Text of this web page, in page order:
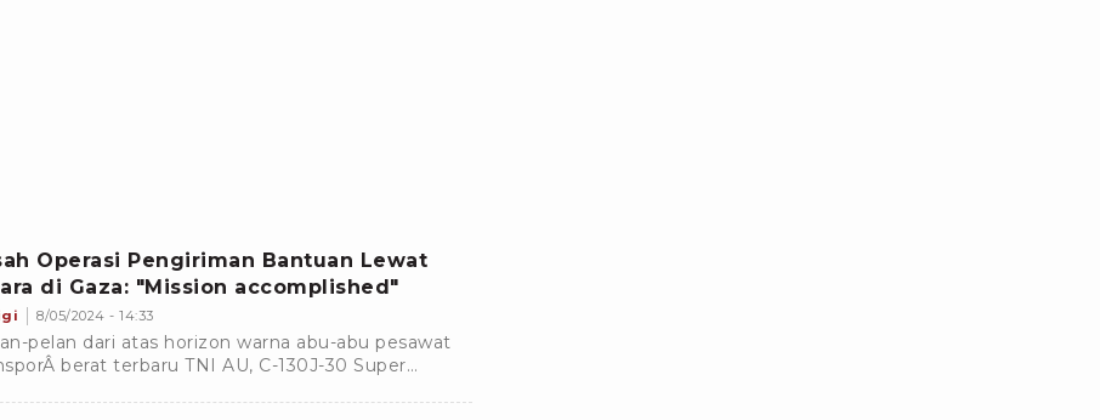
Operasi Pengiriman Bantuan Lewat
Udara di Gaza: "Mission accomplished"
8/05/2024 - 14:33
pelan dari atas horizon warna abu-abu pesawat
berat terbaru TNI AU, C-130J-30 Super